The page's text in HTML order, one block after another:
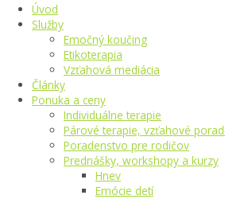
Úvod
Služby
Emočný koučing
Etikoterapia
Vzťahová mediácia
Články
Ponuka a ceny
Individuálne terapie
Párové terapie, vzťahové
Poradenstvo pre rodičov
Prednášky, workshopy a kurzy
Hnev
Emócie detí